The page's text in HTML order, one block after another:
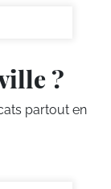
?
partout en